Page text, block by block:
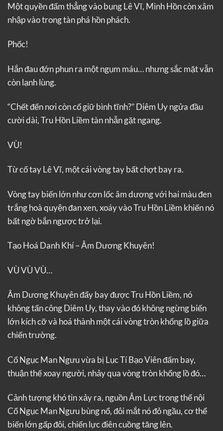
Một quyền đấm thẳng vào bụng Lê Vĩ, Minh Hồn còn xâm
nhập vào trong tàn phá hồn phách.
Phốc!
Hắn đau đớn phun ra một ngụm máu… nhưng sắc mặt vẫn
còn lạnh lùng.
“Chết đến nơi còn cố giữ bình tĩnh?” Diêm Uy ngửa đầu
cười dài, Tru Hồn Liềm tàn nhẫn gặt ngang.
VÙ!
Từ cổ tay Lê Vĩ, một cái vòng tay bất chợt bay ra.
Vòng tay biến lớn như cơn lốc âm dương với hai màu đen
trắng hoà quyện đan xen, xoáy vào Tru Hồn Liềm khiến nó
bất ngờ bắn ngược trở lại.
Tạo Hoá Danh Khí – Âm Dương Khuyên!
VÙ VÙ VÙ…
Âm Dương Khuyên đẩy bay được Tru Hồn Liềm, nó
không tấn công Diêm Uy, thay vào đó không ngừng biến
lớn kích cỡ và hoá thành một cái vòng tròn khổng lồ giữa
chiến trường.
Cổ Ngục Man Ngưu vừa bị Lục Tí Bạo Viên đấm bay,
thuận thế xoay người, nhảy qua vòng tròn khổng lồ đó…
Cảnh tượng khó tin xảy ra, nguồn Âm Lực trong thể nội
Cổ Ngục Man Ngưu bùng nổ, đôi mắt nó đỏ ngầu, cơ thể
biến lớn gấp đôi, chiến lực điên cuồng tăng lên.